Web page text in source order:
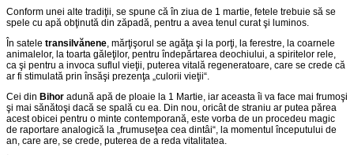
Conform unei alte tradiţii, se spune că în ziua de 1 martie, fetele trebuie să se
spele cu apă obţinută din zăpadă, pentru a avea tenul curat şi luminos.
În satele transilvănene, mărţişorul se agăţa şi la porţi, la ferestre, la coarnele
animalelor, la toarta găleţilor, pentru îndepărtarea deochiului, a spiritelor rele,
ca şi pentru a invoca suflul vieţii, puterea vitală regeneratoare, care se crede că
ar fi stimulată prin însăşi prezenţa „culorii vieţii“.
Cei din Bihor adună apă de ploaie la 1 Martie, iar aceasta îi va face mai frumoşi
şi mai sănătoşi dacă se spală cu ea. Din nou, oricât de straniu ar putea părea
acest obicei pentru o minte contemporană, este vorba de un procedeu magic
de raportare analogică la „frumuseţea cea dintâi“, la momentul începutului de
an, care are, se crede, puterea de a reda vitalitatea.